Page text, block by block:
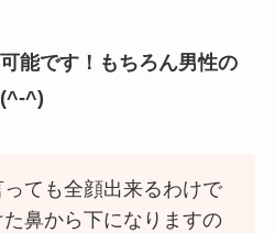
能です！もちろん男性の
^)
ても全顔出来るわけで
鼻から下になりますの